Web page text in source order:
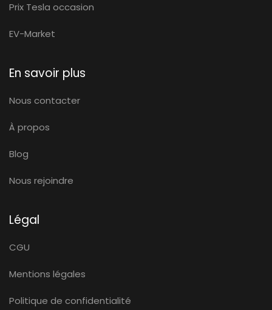
Prix Tesla occasion
EV-Market
En savoir plus
Nous contacter
À propos
Blog
Nous rejoindre
Légal
CGU
Mentions légales
Politique de confidentialité